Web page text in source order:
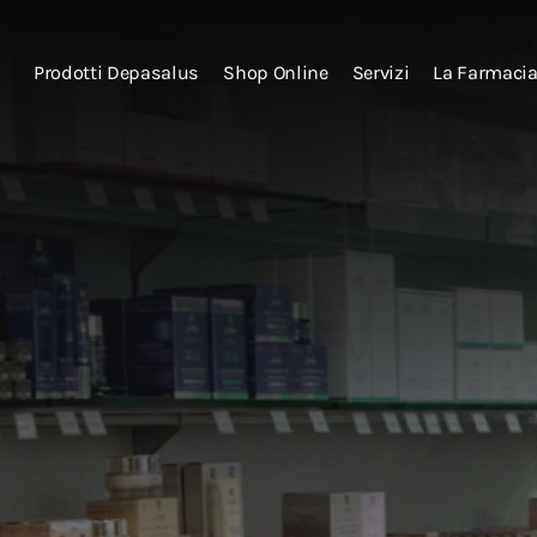
Prodotti Depasalus Shop Online Servizi La Farmacia